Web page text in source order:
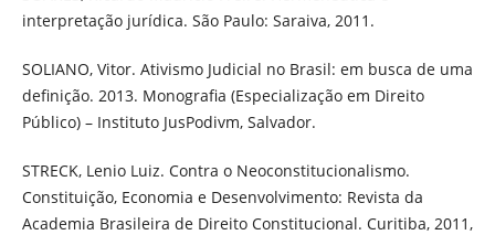
interpretação jurídica. São Paulo: Saraiva, 2011.
SOLIANO, Vitor. Ativismo Judicial no Brasil: em busca de uma
definição. 2013. Monografia (Especialização em Direito
Público) – Instituto JusPodivm, Salvador.
STRECK, Lenio Luiz. Contra o Neoconstitucionalismo.
Constituição, Economia e Desenvolvimento: Revista da
Academia Brasileira de Direito Constitucional. Curitiba, 2011,